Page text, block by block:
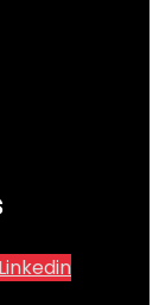
Linkedin